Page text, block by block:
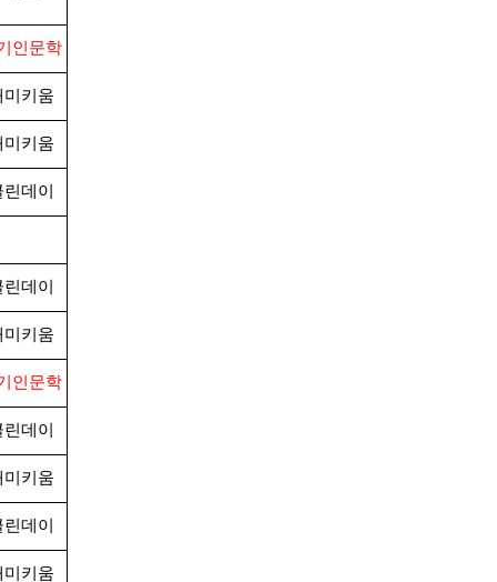
인문학
미키움
미키움
데이
데이
미키움
인문학
데이
미키움
데이
미키움